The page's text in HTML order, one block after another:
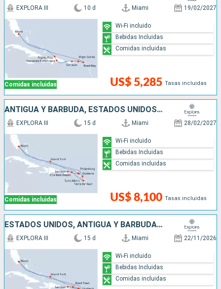
Comidas incluidas
EXPLORA III 10 d Miami 19/02/2027
US$ 5,285 Tasas incluidas
Wi-Fi incluido
Bebidas Incluidas
Comidas incluidas
ANTIGUA Y BARBUDA, ESTADOS UNIDOS, PUERTO RICO, SAN MARTÍN, FRANCIA
Comidas incluidas
EXPLORA III 15 d Miami 28/02/2027
US$ 8,100 Tasas incluidas
Wi-Fi incluido
Bebidas Incluidas
Comidas incluidas
ESTADOS UNIDOS, ANTIGUA Y BARBUDA, SAN MARTÍN, PUERTO RICO, FRANCIA
EXPLORA III 15 d Miami 22/11/2026
Wi-Fi incluido
Bebidas Incluidas
Comidas incluidas